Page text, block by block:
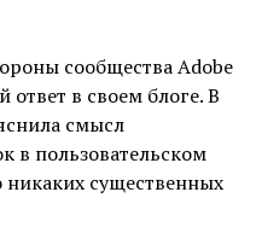
сообщества Adobe
в своем блоге. В
смысл
в пользовательском
никаких существенных